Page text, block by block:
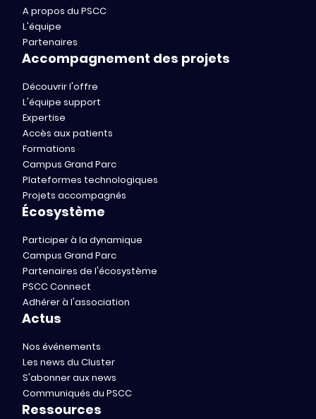
A propos du PSCC
L'équipe
Partenaires
Accompagnement des projets
Découvrir l'offre
L'équipe support
Expertise
Accès aux patients
Formations
Campus Grand Parc
Plateformes technologiques
Projets accompagnés
Écosystème
Participer à la dynamique
Campus Grand Parc
Partenaires de l'écosystème
PSCC Connect
Adhérer à l'association
Actus
Nos événements
Les news du Cluster
S'abonner aux news
Communiqués du PSCC
Ressources